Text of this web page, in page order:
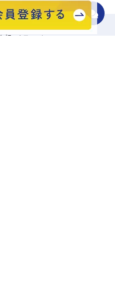
ラットフォーム